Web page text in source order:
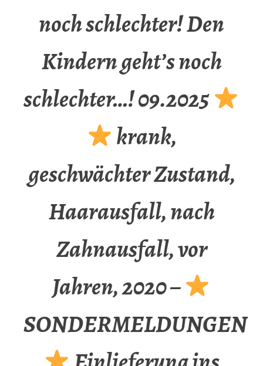
noch schlechter! Den
Kindern geht’s noch
schlechter…! 09.2025
krank,
geschwächter Zustand,
Haarausfall, nach
Zahnausfall, vor
Jahren, 2020 –
SONDERMELDUNGEN